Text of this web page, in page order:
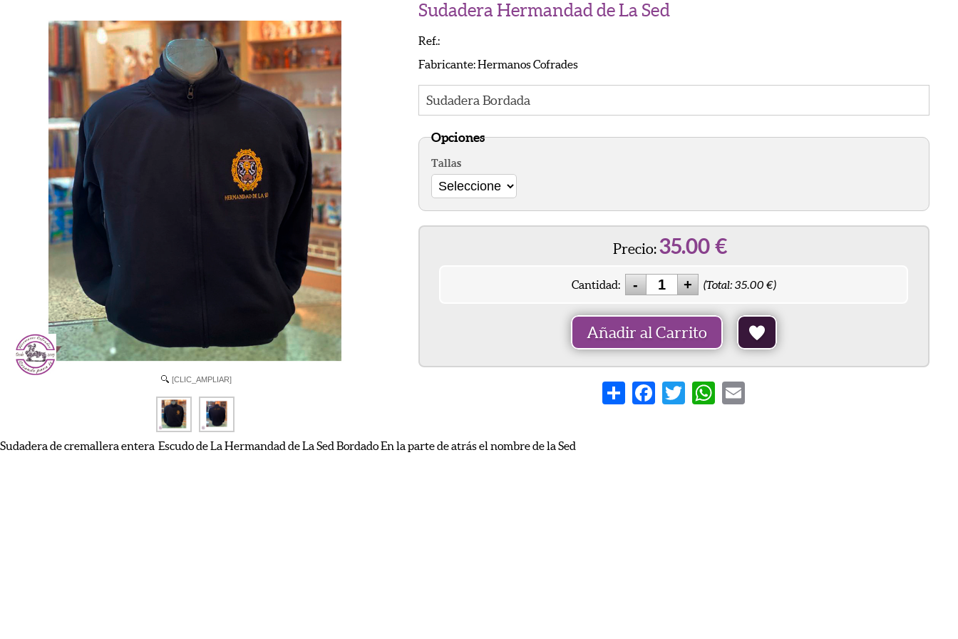
[CLIC_AMPLIAR]
Sudadera Hermandad de La Sed
Ref.:
Fabricante: Hermanos Cofrades
Sudadera Bordada
Opciones
Tallas
Precio:35.00€
Cantidad: (Total:35.00 €)
Añadir al Carrito
Share FacebookTwitter WhatsApp
Sudadera de cremallera entera Escudo de La Hermandad de La Sed Bordado En la parte de atrás el nombre de la Sed